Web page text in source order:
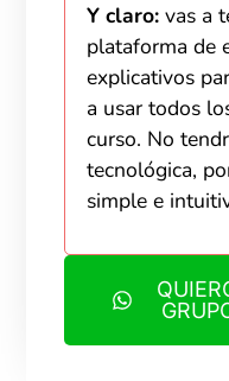
Y claro: vas a
plataforma de
explicativos
a usar todos
curso. No
tecnológica,
simple e